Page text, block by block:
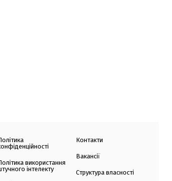
використання
інтелекту
Контакти
Вакансії
Структура власності